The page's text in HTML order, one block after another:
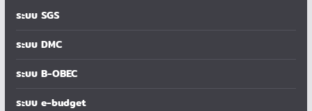
ระบบ SGS
ระบบ DMC
ระบบ B-OBEC
ระบบ e-budget